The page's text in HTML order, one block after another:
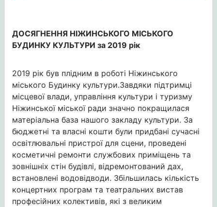
ДОСЯГНЕННЯ НІЖИНСЬКОГО МІСЬКОГО
БУДИНКУ КУЛЬТУРИ за 2019 рік
2019 рік був плідним в роботі Ніжинського
міського Будинку культури.Завдяки підтримці
місцевої влади, управління культури і туризму
Ніжинської міської ради значно покращилася
матеріальна база нашого закладу культури. За
бюджетні та власні кошти були придбані сучасні
освітлювальні пристрої для сцени, проведені
косметичні ремонти службових приміщень та
зовнішніх стін будівлі, відремонтований дах,
встановлені водовідводи. Збільшилась кількість
концертних програм та театральних вистав
професійних колективів, які з великим